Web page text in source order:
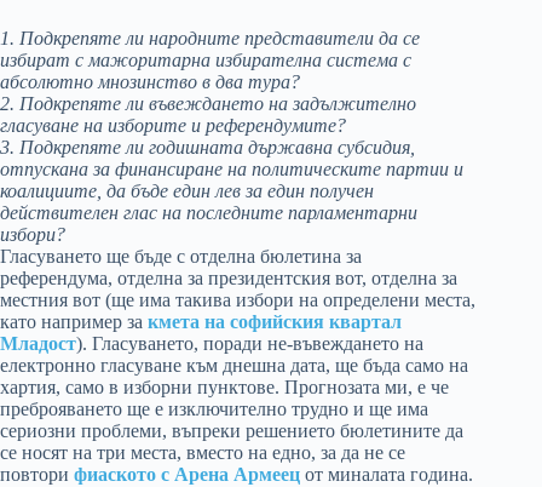
1. Подкрепяте ли народните представители да се
избират с мажоритарна избирателна система с
абсолютно мнозинство в два тура?
2. Подкрепяте ли въвеждането на задължително
гласуване на изборите и референдумите?
3. Подкрепяте ли годишната държавна субсидия,
отпускана за финансиране на политическите партии и
коалициите, да бъде един лев за един получен
действителен глас на последните парламентарни
избори?
Гласуването ще бъде с отделна бюлетина за
референдума, отделна за президентския вот, отделна за
местния вот (ще има такива избори на определени места,
като например за кмета на софийския квартал
Младост). Гласуването, поради не-въвеждането на
електронно гласуване към днешна дата, ще бъда само на
хартия, само в изборни пунктове. Прогнозата ми, е че
преброяването ще е изключително трудно и ще има
сериозни проблеми, въпреки решението бюлетините да
се носят на три места, вместо на едно, за да не се
повтори фиаското с Арена Армеец от миналата година.